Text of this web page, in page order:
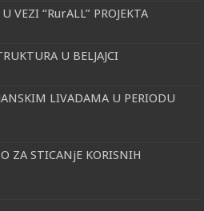
VEZI “RurALL” PROJEKTA
U BELJAJCI
LIVADAMA U PERIODU
ZA STICANjE KORISNIH